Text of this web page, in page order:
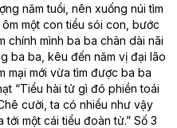
năm tuổi, nên xuống núi tìm
một con tiểu sói con, bước
chính mình ba ba chân dài nãi
ba ba, kêu đến năm vị đại lão
mại mới vừa tìm được ba ba
“Tiểu hài tử gì đó phiền toái
cười, ta có nhiều như vậy
một cái tiểu đoàn tử.” Số 3